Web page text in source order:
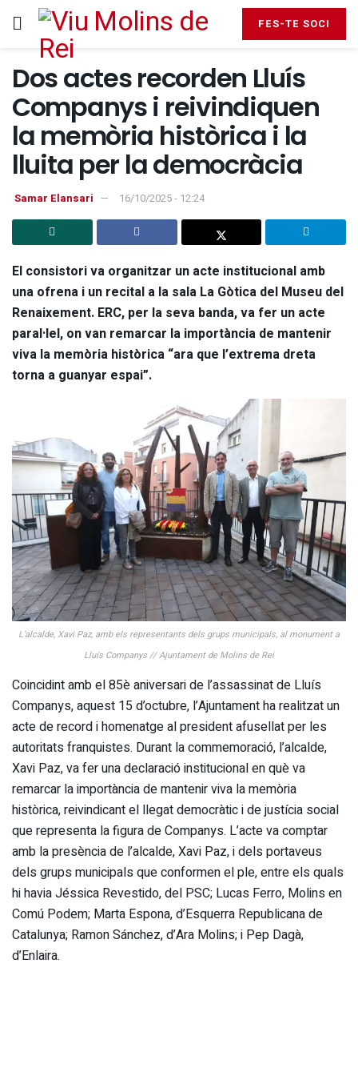
FES-TE SOCI
Dos actes recorden Lluís
Companys i reivindiquen
la memòria històrica i la
lluita per la democràcia
Samar Elansari 16/10/2025 - 12:24
El consistori va organitzar un acte institucional amb
una ofrena i un recital a la sala La Gòtica del Museu del
Renaixement. ERC, per la seva banda, va fer un acte
paral·lel, on van remarcar la importància de mantenir
viva la memòria històrica “ara que l’extrema dreta
torna a guanyar espai”.
L’alcalde, Xavi Paz, amb els representants dels grups municipals, al monument a
Lluís Companys // Ajuntament de Molins de Rei
Coincidint amb el 85è aniversari de l’assassinat de Lluís
Companys, aquest 15 d’octubre, l’Ajuntament ha realitzat un
acte de record i homenatge al president afusellat per les
autoritats franquistes. Durant la commemoració, l’alcalde,
Xavi Paz, va fer una declaració institucional en què va
remarcar la importància de mantenir viva la memòria
històrica, reivindicant el llegat democràtic i de justícia social
que representa la figura de Companys. L’acte va comptar
amb la presència de l’alcalde, Xavi Paz, i dels portaveus
dels grups municipals que conformen el ple, entre els quals
hi havia Jéssica Revestido, del PSC; Lucas Ferro, Molins en
Comú Podem; Marta Espona, d’Esquerra Republicana de
Catalunya; Ramon Sánchez, d’Ara Molins; i Pep Dagà,
d’Enlaira.